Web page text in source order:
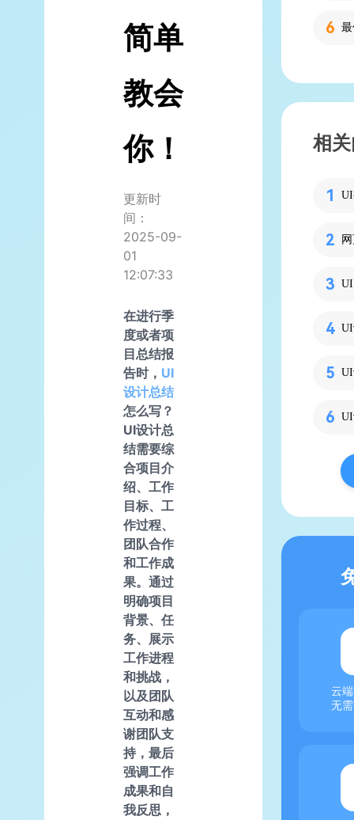
简单
教会
你！
更新时
间：
2025-09-
01
12:07:33
在进行季
度或者项
目总结报
告时， UI
设计总结
怎么写？
UI设计总
结需要综
合项目介
绍、工作
目标、工
作过程、
团队合作
和工作成
果。通过
明确项目
背景、任
务、展示
工作进程
和挑战，
以及团队
互动和感
谢团队支
持，最后
强调工作
成果和自
我反思，
相
云
无